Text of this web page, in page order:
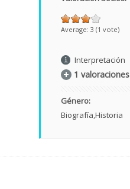
Average: 3 (1 vote)
Interpretación
1 valoraciones
Género:
Biografía Historia